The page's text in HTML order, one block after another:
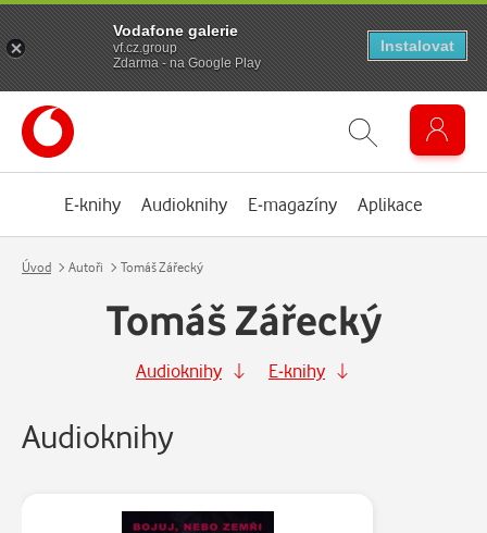
E-knihy Audioknihy E-magazíny Aplikace
Úvod Autoři Tomáš Zářecký
Tomáš Zářecký
Audioknihy E-knihy
Audioknihy
Vodafone galerie
vf.cz.group
Zdarma - na Google Play
Instalovat